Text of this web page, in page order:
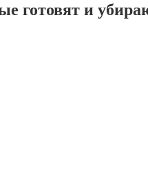
готовят и